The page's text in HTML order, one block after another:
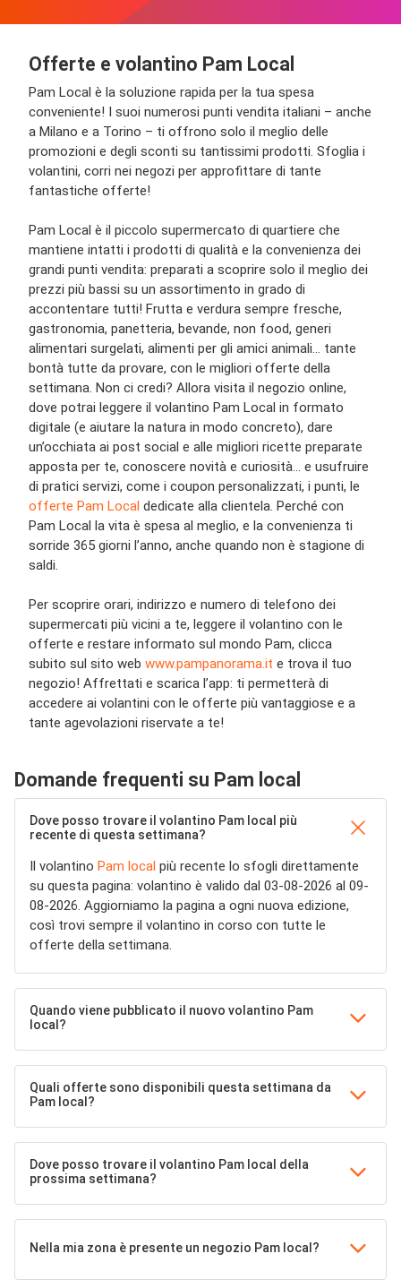
Offerte e volantino Pam Local
Pam Local è la soluzione rapida per la tua spesa
conveniente! I suoi numerosi punti vendita italiani – anche
a Milano e a Torino – ti offrono solo il meglio delle
promozioni e degli sconti su tantissimi prodotti. Sfoglia i
volantini, corri nei negozi per approfittare di tante
fantastiche offerte!
Pam Local è il piccolo supermercato di quartiere che
mantiene intatti i prodotti di qualità e la convenienza dei
grandi punti vendita: preparati a scoprire solo il meglio dei
prezzi più bassi su un assortimento in grado di
accontentare tutti! Frutta e verdura sempre fresche,
gastronomia, panetteria, bevande, non food, generi
alimentari surgelati, alimenti per gli amici animali… tante
bontà tutte da provare, con le migliori offerte della
settimana. Non ci credi? Allora visita il negozio online,
dove potrai leggere il volantino Pam Local in formato
digitale (e aiutare la natura in modo concreto), dare
un’occhiata ai post social e alle migliori ricette preparate
apposta per te, conoscere novità e curiosità… e usufruire
di pratici servizi, come i coupon personalizzati, i punti, le
offerte Pam Local dedicate alla clientela. Perché con
Pam Local la vita è spesa al meglio, e la convenienza ti
sorride 365 giorni l’anno, anche quando non è stagione di
saldi.
Per scoprire orari, indirizzo e numero di telefono dei
supermercati più vicini a te, leggere il volantino con le
offerte e restare informato sul mondo Pam, clicca
subito sul sito web www.pampanorama.it e trova il tuo
negozio! Affrettati e scarica l’app: ti permetterà di
accedere ai volantini con le offerte più vantaggiose e a
tante agevolazioni riservate a te!
Domande frequenti su Pam local
Dove posso trovare il volantino Pam local più
recente di questa settimana?
Il volantino Pam local più recente lo sfogli direttamente
su questa pagina: volantino è valido dal 03-08-2026 al 09-
08-2026. Aggiorniamo la pagina a ogni nuova edizione,
così trovi sempre il volantino in corso con tutte le
offerte della settimana.
Quando viene pubblicato il nuovo volantino Pam
local?
Quali offerte sono disponibili questa settimana da
Pam local?
Dove posso trovare il volantino Pam local della
prossima settimana?
Nella mia zona è presente un negozio Pam local?